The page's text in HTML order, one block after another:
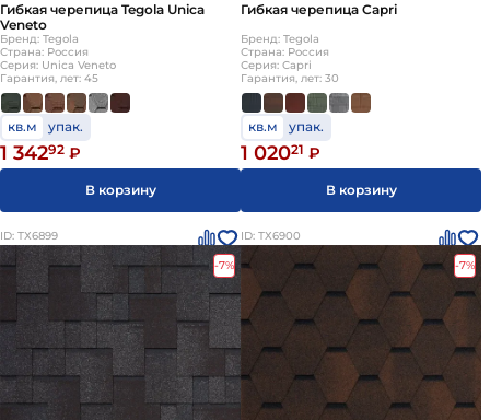
Гибкая черепица Tegola Unica
Veneto
Бренд: Tegola
Страна: Россия
Серия: Unica Veneto
Гарантия, лет: 45
кв.м упак.
1 34292 ₽
В корзину
Гибкая черепица Capri
Бренд: Tegola
Страна: Россия
Серия: Capri
Гарантия, лет: 30
кв.м упак.
1 02021 ₽
В корзину
ID: ТХ6899
-7%
ID: ТХ6900
-7%